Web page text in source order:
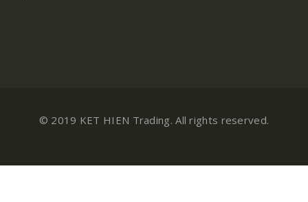
© 2019 KET HIEN Trading. All rights reserved.